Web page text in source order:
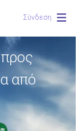
Σύνδεση
από